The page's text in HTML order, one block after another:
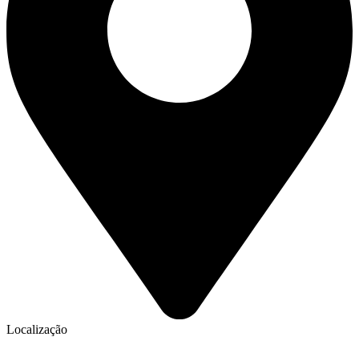
Localização